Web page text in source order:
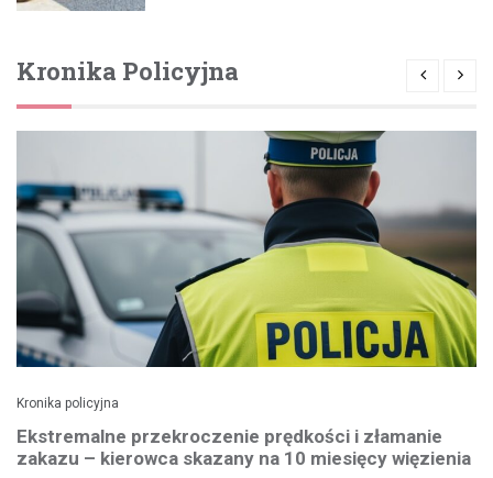
Kronika Policyjna
Kronika policyjna
Ekstremalne przekroczenie prędkości i złamanie
zakazu – kierowca skazany na 10 miesięcy więzienia